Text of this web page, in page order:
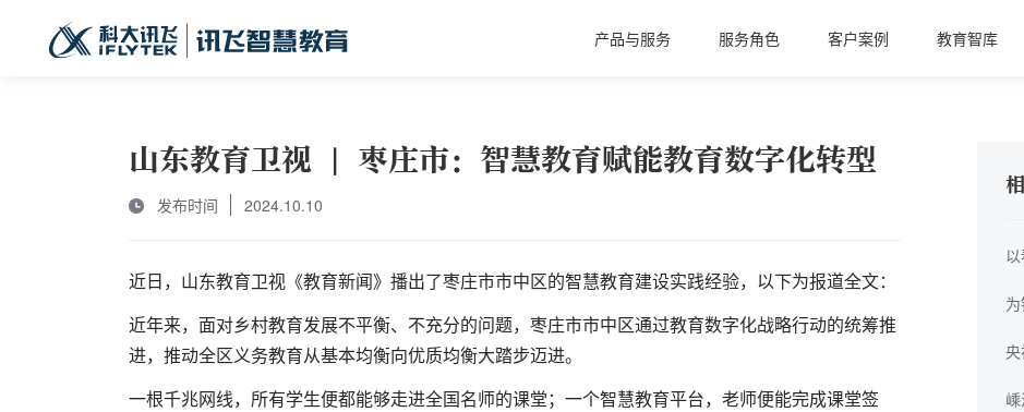
产品与服务 服务角色 客户案例 教育智库
山东教育卫视 | 枣庄市：智慧教育赋能教育数字化转型
发布时间 2024.10.10
近日，山东教育卫视《教育新闻》播出了枣庄市市中区的智慧教育建设实践经验，以下为报道全文：
近年来，面对乡村教育发展不平衡、不充分的问题，枣庄市市中区通过教育数字化战略行动的统筹推
进，推动全区义务教育从基本均衡向优质均衡大踏步迈进。
一根千兆网线，所有学生便都能够走进全国名师的课堂；一个智慧教育平台，老师便能完成课堂签